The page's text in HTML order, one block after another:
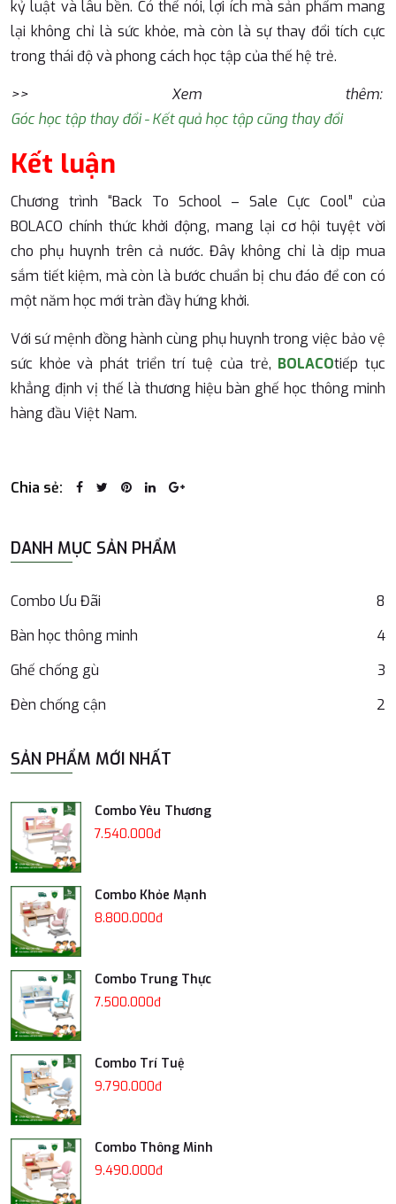
kỷ luật và lâu bền. Có thể nói, lợi ích mà sản phẩm mang
lại không chỉ là sức khỏe, mà còn là sự thay đổi tích cực
trong thái độ và phong cách học tập của thế hệ trẻ.
>> Xem thêm:
Góc học tập thay đổi - Kết quả học tập cũng thay đổi
Kết luận
Chương trình “Back To School – Sale Cực Cool” của
BOLACO chính thức khởi động, mang lại cơ hội tuyệt vời
cho phụ huynh trên cả nước. Đây không chỉ là dịp mua
sắm tiết kiệm, mà còn là bước chuẩn bị chu đáo để con có
một năm học mới tràn đầy hứng khởi.
Với sứ mệnh đồng hành cùng phụ huynh trong việc bảo vệ
sức khỏe và phát triển trí tuệ của trẻ, BOLACOtiếp tục
khẳng định vị thế là thương hiệu bàn ghế học thông minh
hàng đầu Việt Nam.
Chia sẻ:
DANH MỤC SẢN PHẨM
Combo Ưu Đãi
8
Bàn học thông minh
4
Ghế chống gù
3
Đèn chống cận
2
SẢN PHẨM MỚI NHẤT
Combo Yêu Thương
7.540.000đ
Combo Khỏe Mạnh
8.800.000đ
Combo Trung Thực
7.500.000đ
Combo Trí Tuệ
9.790.000đ
Combo Thông Minh
9.490.000đ